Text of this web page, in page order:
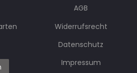
AGB
Widerrufsrecht
Datenschutz
Impressum